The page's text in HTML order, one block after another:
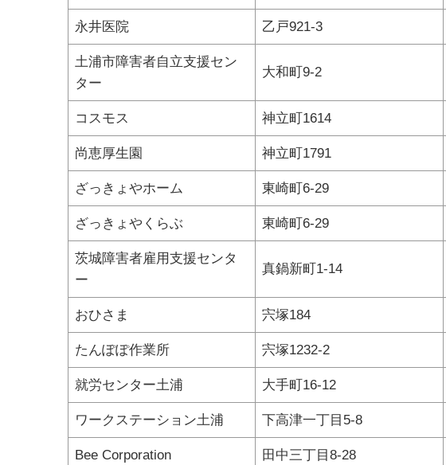
永井医院 乙戸921-3
土浦市障害者自立支援セン
ター
大和町9-2
コスモス 神立町1614
尚恵厚生園 神立町1791
ざっきょやホーム 東崎町6-29
ざっきょやくらぶ 東崎町6-29
茨城障害者雇用支援センタ
ー
真鍋新町1-14
おひさま 宍塚184
たんぽぽ作業所 宍塚1232-2
就労センター土浦 大手町16-12
ワークステーション土浦 下高津一丁目5-8
Bee Corporation 田中三丁目8-28